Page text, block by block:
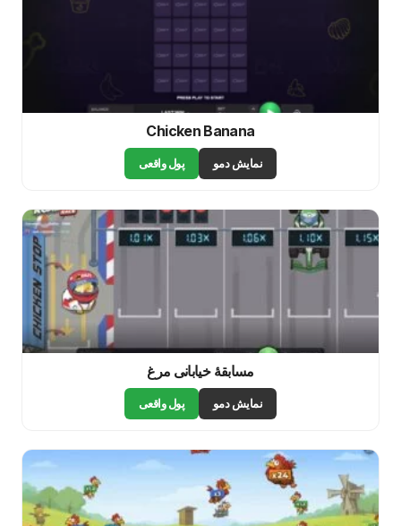
Chicken Banana
نمایش دمو پول واقعی
مسابقهٔ خیابانی مرغ
نمایش دمو پول واقعی